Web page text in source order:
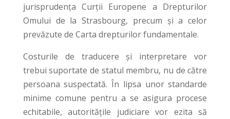
jurisprudența Curții Europene a Drepturilor
Omului de la Strasbourg, precum și a celor
prevăzute de Carta drepturilor fundamentale.
Costurile de traducere și interpretare vor
trebui suportate de statul membru, nu de către
persoana suspectată. În lipsa unor standarde
minime comune pentru a se asigura procese
echitabile, autoritățile judiciare vor ezita să